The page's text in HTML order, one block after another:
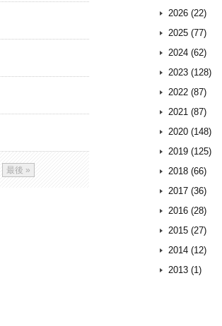
最後 »
2026 (22)
2025 (77)
2024 (62)
2023 (128)
2022 (87)
2021 (87)
2020 (148)
2019 (125)
2018 (66)
2017 (36)
2016 (28)
2015 (27)
2014 (12)
2013 (1)